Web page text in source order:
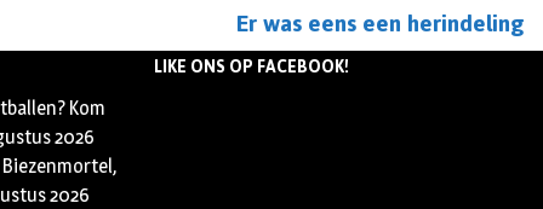
Er was eens een herindeling
Kom
2026
2026
LIKE ONS OP FACEBOOK!